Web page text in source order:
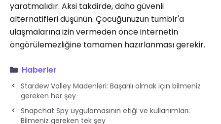
yaratmalıdır. Aksi takdirde, daha güvenli
alternatifleri düşünün. Çocuğunuzun tumblr'a
ulaşmalarına izin vermeden önce internetin
öngörülemezliğine tamamen hazırlanması gerekir.
Haberler
Stardew Valley Madenleri: Başarılı olmak için bilmeniz
gereken her şey
Snapchat Spy uygulamasının etiği ve kullanımları:
Bilmeniz gereken tek şey